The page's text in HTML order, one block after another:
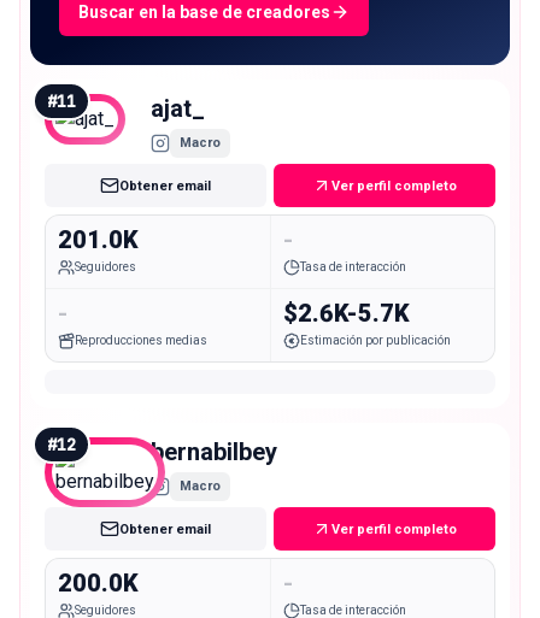
Buscar en la base de creadores
#11 ajat_
Macro
Obtener email Ver perfil completo
201.0K
Seguidores
-
Tasa de interacción
-
Reproducciones medias
$2.6K-5.7K
Estimación por publicación
#12 bernabilbey
Macro
Obtener email Ver perfil completo
200.0K
Seguidores
-
Tasa de interacción